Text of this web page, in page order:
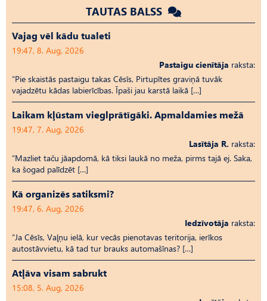
TAUTAS BALSS
Vajag vēl kādu tualeti
19:47, 8. Aug, 2026
Pastaigu cienītāja raksta:
“Pie skaistās pastaigu takas Cēsīs, Pirtupītes graviņā tuvāk
vajadzētu kādas labierīcības. Īpaši jau karstā laikā […]
Laikam kļūstam vieglprātīgāki. Apmaldamies mežā
19:47, 7. Aug, 2026
Lasītāja R. raksta:
“Mazliet taču jāapdomā, kā tiksi laukā no meža, pirms tajā ej. Saka,
ka šogad palīdzēt […]
Kā organizēs satiksmi?
19:47, 6. Aug, 2026
Iedzīvotāja raksta:
“Ja Cēsīs, Vaļņu ielā, kur vecās pienotavas teritorija, ierīkos
autostāvvietu, kā tad tur brauks automašīnas? […]
Atļāva visam sabrukt
15:08, 5. Aug, 2026